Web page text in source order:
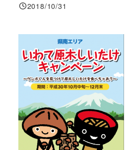
投稿日
2018/10/31